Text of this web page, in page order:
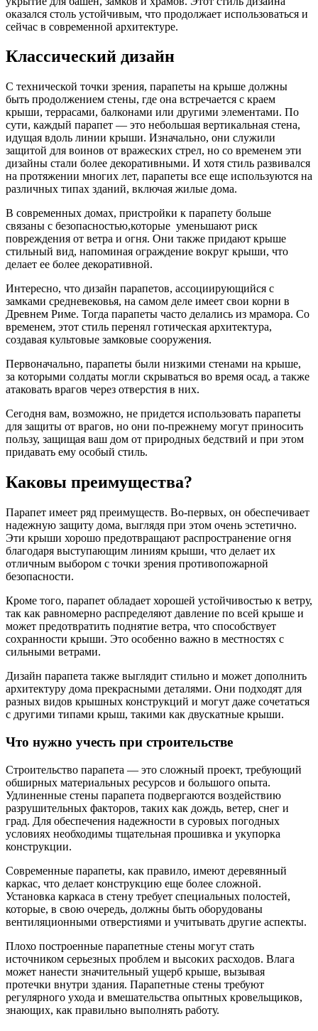
оказался столь устойчивым, что продолжает использоваться и
сейчас в современной архитектуре.
Классический дизайн
С технической точки зрения, парапеты на крыше должны
быть продолжением стены, где она встречается с краем
крыши, террасами, балконами или другими элементами. По
сути, каждый парапет — это небольшая вертикальная стена,
идущая вдоль линии крыши. Изначально, они служили
защитой для воинов от вражеских стрел, но со временем эти
дизайны стали более декоративными. И хотя стиль развивался
на протяжении многих лет, парапеты все еще используются на
различных типах зданий, включая жилые дома.
В современных домах, пристройки к парапету больше
связаны с безопасностью,которые уменьшают риск
повреждения от ветра и огня. Они также придают крыше
стильный вид, напоминая ограждение вокруг крыши, что
делает ее более декоративной.
Интересно, что дизайн парапетов, ассоциирующийся с
замками средневековья, на самом деле имеет свои корни в
Древнем Риме. Тогда парапеты часто делались из мрамора. Со
временем, этот стиль перенял готическая архитектура,
создавая культовые замковые сооружения.
Первоначально, парапеты были низкими стенами на крыше,
за которыми солдаты могли скрываться во время осад, а также
атаковать врагов через отверстия в них.
Сегодня вам, возможно, не придется использовать парапеты
для защиты от врагов, но они по-прежнему могут приносить
пользу, защищая ваш дом от природных бедствий и при этом
придавать ему особый стиль.
Каковы преимущества?
Парапет имеет ряд преимуществ. Во-первых, он обеспечивает
надежную защиту дома, выглядя при этом очень эстетично.
Эти крыши хорошо предотвращают распространение огня
благодаря выступающим линиям крыши, что делает их
отличным выбором с точки зрения противопожарной
безопасности.
Кроме того, парапет обладает хорошей устойчивостью к ветру,
так как равномерно распределяют давление по всей крыше и
может предотвратить поднятие ветра, что способствует
сохранности крыши. Это особенно важно в местностях с
сильными ветрами.
Дизайн парапета также выглядит стильно и может дополнить
архитектуру дома прекрасными деталями. Они подходят для
разных видов крышных конструкций и могут даже сочетаться
с другими типами крыш, такими как двускатные крыши.
Что нужно учесть при строительстве
Строительство парапета — это сложный проект, требующий
обширных материальных ресурсов и большого опыта.
Удлиненные стены парапета подвергаются воздействию
разрушительных факторов, таких как дождь, ветер, снег и
град. Для обеспечения надежности в суровых погодных
условиях необходимы тщательная прошивка и укупорка
конструкции.
Современные парапеты, как правило, имеют деревянный
каркас, что делает конструкцию еще более сложной.
Установка каркаса в стену требует специальных полостей,
которые, в свою очередь, должны быть оборудованы
вентиляционными отверстиями и учитывать другие аспекты.
Плохо построенные парапетные стены могут стать
источником серьезных проблем и высоких расходов. Влага
может нанести значительный ущерб крыше, вызывая
протечки внутри здания. Парапетные стены требуют
регулярного ухода и вмешательства опытных кровельщиков,
знающих, как правильно выполнять работу.